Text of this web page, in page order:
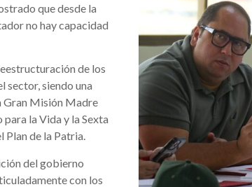
que desde la
no hay capacidad
de los
sector, siendo una
Gran Misión Madre
la Vida y la Sexta
Plan de la Patria.
del gobierno
con los